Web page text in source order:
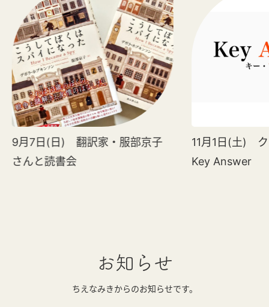
9月7日(日) 翻訳家・服部京子
さんと読書会
11月1日(土) ク
Key Answer
お知らせ
ちえなみきからのお知らせです。